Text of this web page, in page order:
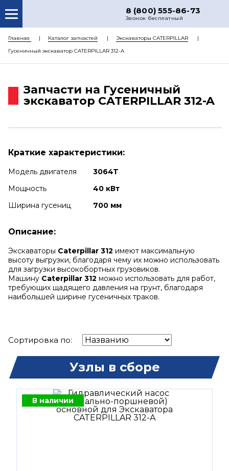
8 (800) 555-86-73
Звонок бесплатный
О НАС
КАТАЛОГ ЗАПЧАСТЕЙ
ДОСТАВКА
Главная Каталог запчастей
Экскаваторы CATERPILLAR
Гусеничный экскаватор CATERPILLAR 312-A
Запчасти на Гусеничный
экскаватор CATERPILLAR 312-A
Краткие характеристики:
Модель двигателя
3064T
Мощность
40 кВт
Ширина гусениц
700 мм
Описание:
Экскаваторы Caterpillar 312 имеют максимальную
высоту выгрузки, благодаря чему их можно использовать
для загрузки высокобортных грузовиков.
Машину Caterpillar 312 можно использовать для работ,
требующих щадящего давления на грунт, благодаря
наибольшей ширине гусеничных траков.
Сортировка по:
Узлы в сборе
В наличии